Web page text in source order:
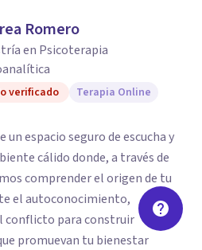
Romero
en Psicoterapia
verificado Terapia Online
espacio seguro de escucha y
cálido donde, a través de
comprender el origen de tu
el autoconocimiento,
conflicto para construir
promuevan tu bienestar